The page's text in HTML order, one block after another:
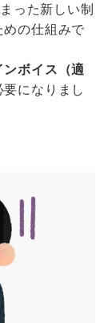
った新しい制
の仕組みで
ンボイス（適
になりまし